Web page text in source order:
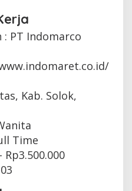
: PT Indomarco
Kab. Solok,
Time
Rp3.500.000